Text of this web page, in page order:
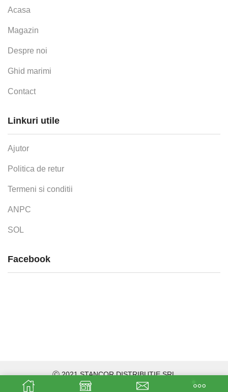
Acasa
Magazin
Despre noi
Ghid marimi
Contact
Linkuri utile
Ajutor
Politica de retur
Termeni si conditii
ANPC
SOL
Facebook
Ⓒ 2021 STANCOR DISTRIBUTIE SRL